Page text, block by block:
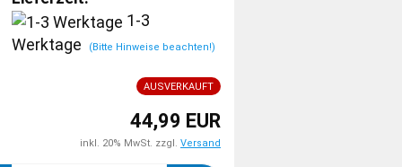
1-3
Werktage
(Bitte Hinweise beachten!)
AUSVERKAUFT
44,99 EUR
inkl. 20% MwSt. zzgl. Versand